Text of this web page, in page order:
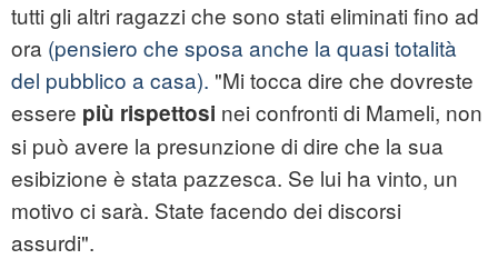
tutti gli altri ragazzi che sono stati eliminati fino ad
ora (pensiero che sposa anche la quasi totalità
del pubblico a casa). "Mi tocca dire che dovreste
essere più rispettosi nei confronti di Mameli, non
si può avere la presunzione di dire che la sua
esibizione è stata pazzesca. Se lui ha vinto, un
motivo ci sarà. State facendo dei discorsi
assurdi".